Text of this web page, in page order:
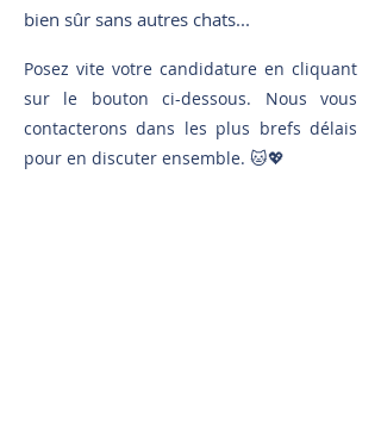
bien sûr sans autres chats...
Posez vite votre candidature en cliquant
sur le bouton ci-dessous. Nous vous
contacterons dans les plus brefs délais
pour en discuter ensemble. 🐱💖